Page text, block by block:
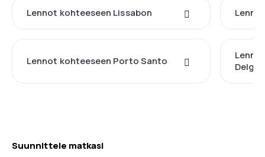
Lennot kohteeseen Lissabon
Lennot kohteeseen Porto Santo
Suunnittele matkasi